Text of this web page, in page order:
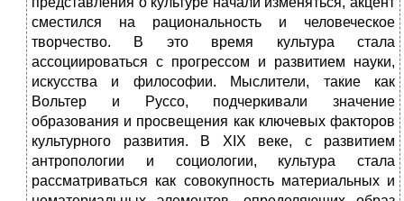
сместился на рациональность и человеческое
творчество. В это время культура стала
ассоциироваться с прогрессом и развитием науки,
искусства и философии. Мыслители, такие как
Вольтер и Руссо, подчеркивали значение
образования и просвещения как ключевых факторов
культурного развития. В XIX веке, с развитием
антропологии и социологии, культура стала
рассматриваться как совокупность материальных и